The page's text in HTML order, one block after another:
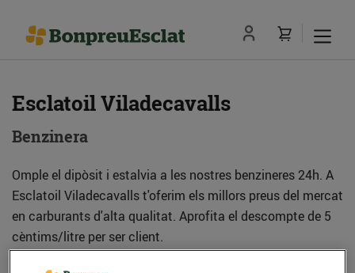
Esclatoil Viladecavalls
Benzinera
Omple el dipòsit i estalvia a les nostres benzineres 24h. A
Esclatoil Viladecavalls t'oferim els millors preus del mercat
en carburants d'alta qualitat. Aprofita el descompte de 5
cèntims/litre per ser client.